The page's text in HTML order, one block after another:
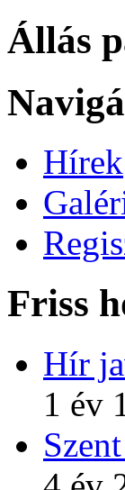
Állás
Hírek
Friss
Hír
1 év